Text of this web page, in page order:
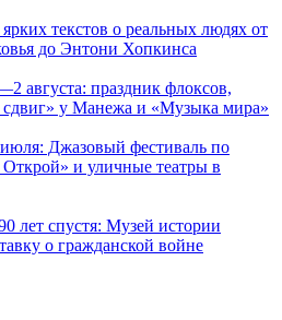
текстов о реальных людях от
до Энтони Хопкинса
августа: праздник флоксов,
у Манежа и «Музыка мира»
Джазовый фестиваль по
и уличные театры в
лет спустя: Музей истории
о гражданской войне